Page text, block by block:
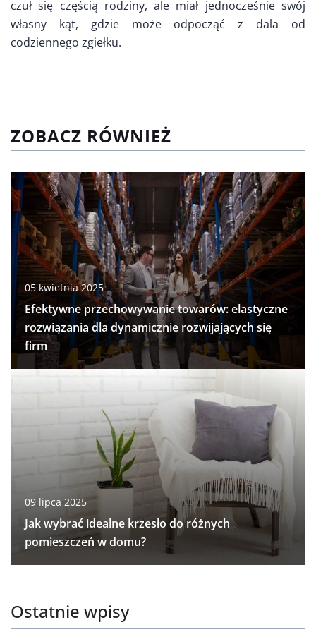
czuł się częścią rodziny, ale miał jednocześnie swój
własny kąt, gdzie może odpocząć z dala od
codziennego zgiełku.
ZOBACZ RÓWNIEŻ
05 kwietnia 2025
Efektywne przechowywanie towarów: elastyczne
rozwiązania dla dynamicznie rozwijających się
firm
09 lipca 2025
Jak wybrać idealne krzesło do różnych
pomieszczeń w domu?
Ostatnie wpisy